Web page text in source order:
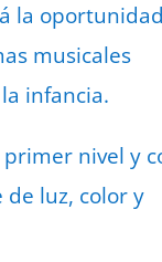
la
musicales
infancia.
nivel y
luz, color y